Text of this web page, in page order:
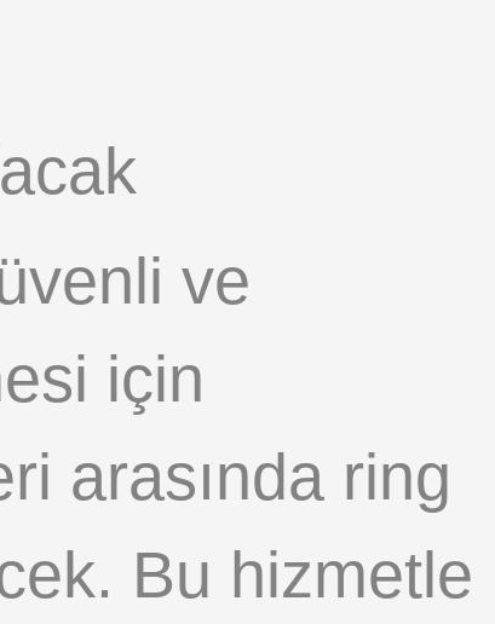
ve
için
arasında ring
Bu hizmetle